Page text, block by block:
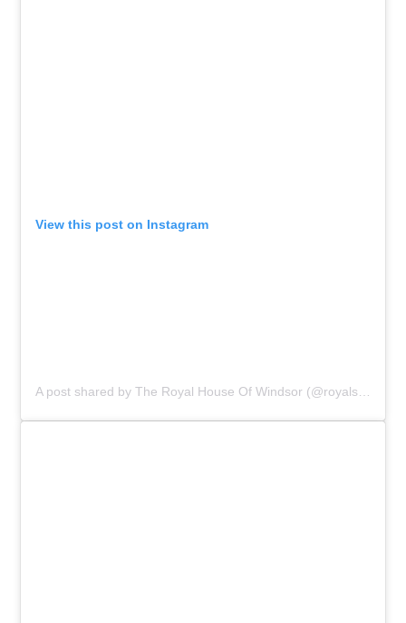
View this post on Instagram
A post shared by The Royal House Of Windsor (@royalsofgreatbritain)